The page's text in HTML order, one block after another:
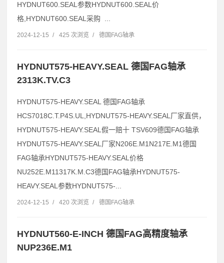
HYDNUT600.SEAL参数HYDNUT600.SEAL价
格,HYDNUT600.SEAL采购 ...
2024-12-15 / 425 次浏览 / 德国FAG轴承
HYDNUT575-HEAVY.SEAL 德国FAG轴承
2313K.TV.C3
HYDNUT575-HEAVY.SEAL 德国FAG轴承
HCS7018C.T.P4S.UL,HYDNUT575-HEAVY.SEAL厂家直供，
HYDNUT575-HEAVY.SEAL假一赔十 TSV609德国FAG轴承
HYDNUT575-HEAVY.SEAL厂家N206E.M1N217E.M1德国
FAG轴承HYDNUT575-HEAVY.SEAL价格
NU252E.M11317K.M.C3德国FAG轴承HYDNUT575-
HEAVY.SEAL参数HYDNUT575-...
2024-12-15 / 420 次浏览 / 德国FAG轴承
HYDNUT560-E-INCH 德国FAG高精度轴承
NUP236E.M1